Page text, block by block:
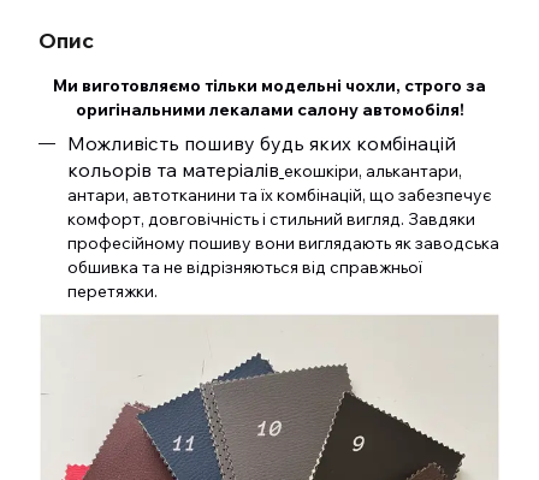
Опис
Ми виготовляємо тільки модельні чохли, строго за
оригінальними лекалами салону автомобіля!
Можливість пошиву будь яких комбінацій
кольорів та матеріалів екошкіри, алькантари,
антари, автотканини та їх комбінацій, що забезпечує
комфорт, довговічність і стильний вигляд. Завдяки
професійному пошиву вони виглядають як заводська
обшивка та не відрізняються від справжньої
перетяжки.